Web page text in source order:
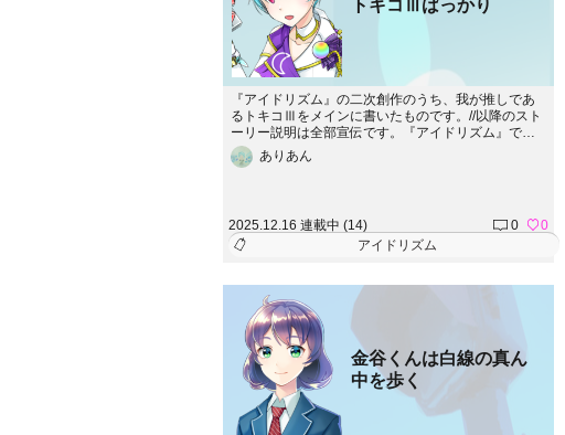
トキコⅢばっかり
『アイドリズム』の二次創作のうち、我が推しであ
るトキコⅢをメインに書いたものです。//以降のスト
ーリー説明は全部宣伝です。『アイドリズム』で検
索！kakuzooエピソードのいいねや外部サイトの動画
高評価などよろしくお願いします！//トキコⅢは『自
オリジナル曲『感情code』ぜひ聴いてください。
ありあん
2025.12.16 連載中 (14) 0
0
アイドリズム
金谷くんは白線の真ん
中を歩く